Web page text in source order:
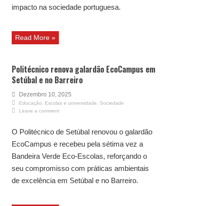
impacto na sociedade portuguesa.
Read More »
Politécnico renova galardão EcoCampus em
Setúbal e no Barreiro
Dezembro 10, 2025
Educação, Escolas e universidade, Sociedade
Leave a comment
O Politécnico de Setúbal renovou o galardão
EcoCampus e recebeu pela sétima vez a
Bandeira Verde Eco-Escolas, reforçando o
seu compromisso com práticas ambientais
de excelência em Setúbal e no Barreiro.